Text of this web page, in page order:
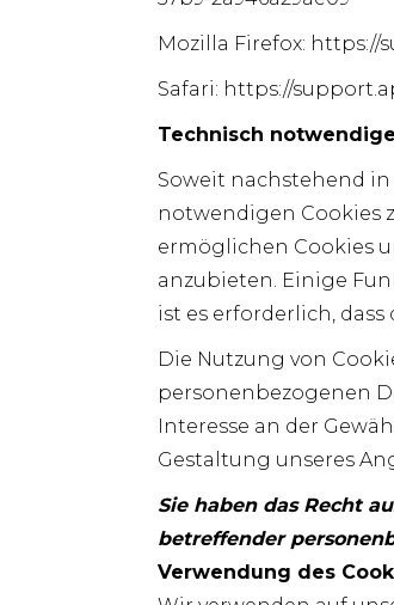
Mozilla Firefox: https://
Safari: https://
Technisch
Soweit nachstehend
notwendigen Cookies
ermöglichen Cookies
anzubieten. Einige
ist es erforderlich,
Die Nutzung von
personenbezogenen
Interesse an der
Gestaltung unseres
Sie haben das Recht
betreffender
Verwendung des